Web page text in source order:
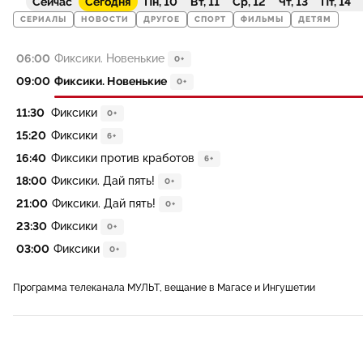
СЕРИАЛЫ НОВОСТИ ДРУГОЕ СПОРТ ФИЛЬМЫ ДЕТЯМ
06:00 Фиксики. Новенькие 0+
09:00 Фиксики. Новенькие 0+
11:30 Фиксики 0+
15:20 Фиксики 6+
16:40 Фиксики против кработов 6+
18:00 Фиксики. Дай пять! 0+
21:00 Фиксики. Дай пять! 0+
23:30 Фиксики 0+
03:00 Фиксики 0+
Программа телеканала МУЛЬТ, вещание в Магасе и Ингушетии